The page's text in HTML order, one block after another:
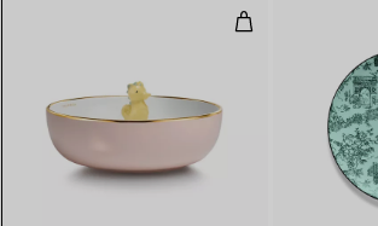
Assiette